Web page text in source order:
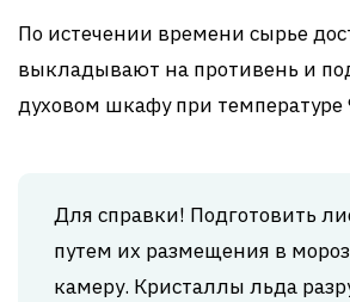
По истечении времени сырье
выкладывают на противень и
духовом шкафу при температуре
Для справки! Подготовить
путем их размещения в
камеру. Кристаллы льда